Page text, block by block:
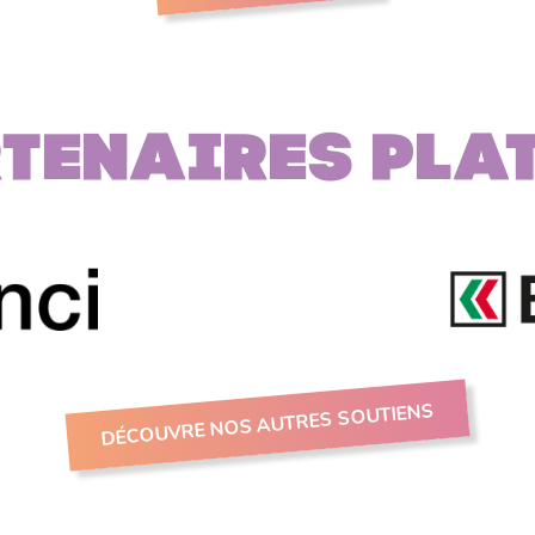
DÉCOUVRE NOS AUTRES SOUTIENS